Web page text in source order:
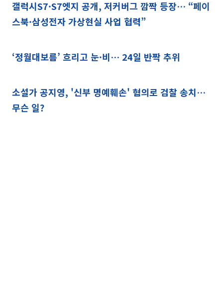
갤럭시S7·S7엣지 공개, 저커버그 깜짝 등장… “페이
스북·삼성전자 가상현실 사업 협력”
‘정월대보름’ 흐리고 눈·비… 24일 반짝 추위
소설가 공지영, '신부 명예훼손' 혐의로 검찰 송치…
무슨 일?